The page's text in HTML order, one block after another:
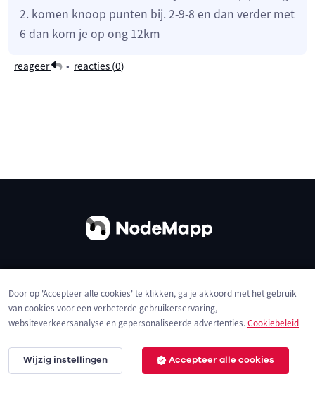
2. komen knoop punten bij. 2-9-8 en dan verder met
6 dan kom je op ong 12km
reageer • reacties (0)
Privacybeleid Cookies
Door op 'Accepteer alle cookies' te klikken, ga je akkoord met het gebruik
van cookies voor een verbeterde gebruikerservaring,
websiteverkeersanalyse en gepersonaliseerde advertenties.Cookiebeleid
Wijzig instellingen Accepteer alle cookies